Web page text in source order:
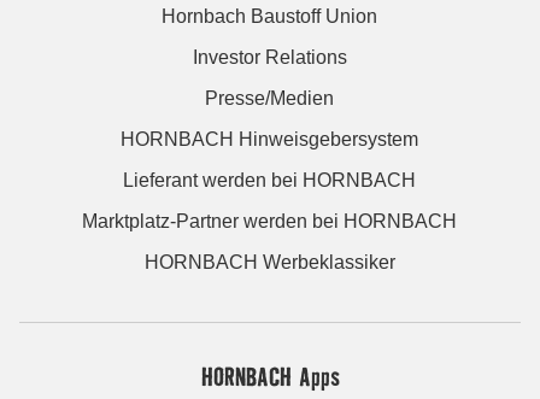
Hornbach Baustoff Union
Investor Relations
Presse/Medien
HORNBACH Hinweisgebersystem
Lieferant werden bei HORNBACH
Marktplatz-Partner werden bei HORNBACH
HORNBACH Werbeklassiker
HORNBACH Apps